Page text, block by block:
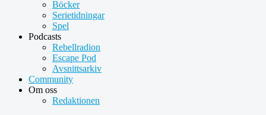
Böcker
Serietidningar
Spel
Podcasts
Rebellradion
Escape Pod
Avsnittsarkiv
Community
Om oss
Redaktionen